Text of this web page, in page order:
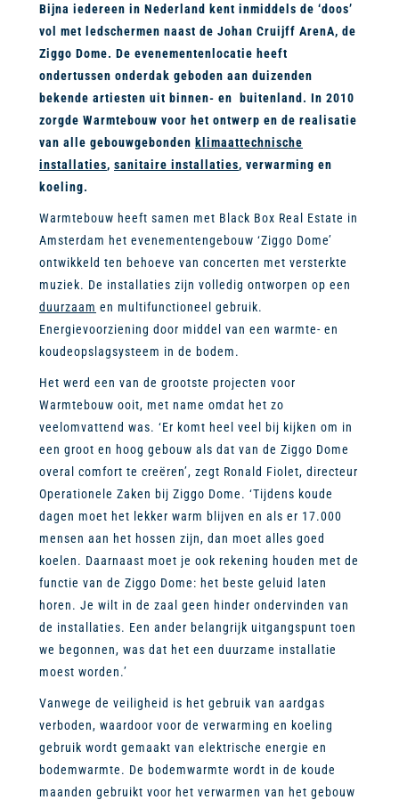
Bijna iedereen in Nederland kent inmiddels de ‘doos’
vol met ledschermen naast de Johan Cruijff ArenA, de
Ziggo Dome. De evenementenlocatie heeft
ondertussen onderdak geboden aan duizenden
bekende artiesten uit binnen- en buitenland. In 2010
zorgde Warmtebouw voor het ontwerp en de realisatie
van alle gebouwgebonden klimaattechnische
installaties, sanitaire installaties, verwarming en
koeling.
Warmtebouw heeft samen met Black Box Real Estate in
Amsterdam het evenementengebouw ‘Ziggo Dome’
ontwikkeld ten behoeve van concerten met versterkte
muziek. De installaties zijn volledig ontworpen op een
duurzaam en multifunctioneel gebruik.
Energievoorziening door middel van een warmte- en
koudeopslagsysteem in de bodem.
Het werd een van de grootste projecten voor
Warmtebouw ooit, met name omdat het zo
veelomvattend was. ‘Er komt heel veel bij kijken om in
een groot en hoog gebouw als dat van de Ziggo Dome
overal comfort te creëren’, zegt Ronald Fiolet, directeur
Operationele Zaken bij Ziggo Dome. ‘Tijdens koude
dagen moet het lekker warm blijven en als er 17.000
mensen aan het hossen zijn, dan moet alles goed
koelen. Daarnaast moet je ook rekening houden met de
functie van de Ziggo Dome: het beste geluid laten
horen. Je wilt in de zaal geen hinder ondervinden van
de installaties. Een ander belangrijk uitgangspunt toen
we begonnen, was dat het een duurzame installatie
moest worden.’
Vanwege de veiligheid is het gebruik van aardgas
verboden, waardoor voor de verwarming en koeling
gebruik wordt gemaakt van elektrische energie en
bodemwarmte. De bodemwarmte wordt in de koude
maanden gebruikt voor het verwarmen van het gebouw